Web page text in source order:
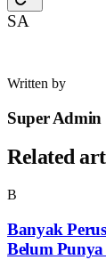
SA
Written by
Super Admin
Related
B
Banyak
Belum